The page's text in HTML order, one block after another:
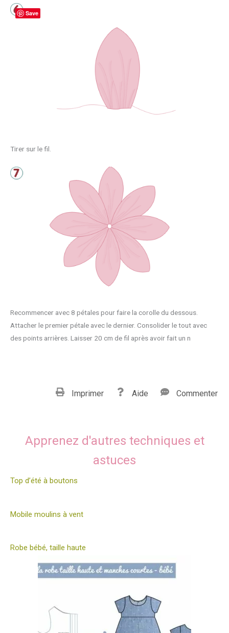
Tirer sur le fil.
Recommencer avec 8 pétales pour faire la corolle du dessous.
Attacher le premier pétale avec le dernier. Consolider le tout avec
des points arrières. Laisser 20 cm de fil après avoir fait un n
Imprimer Aide Commenter
Apprenez d'autres techniques et
astuces
Top d’été à boutons
Mobile moulins à vent
Robe bébé, taille haute
Save